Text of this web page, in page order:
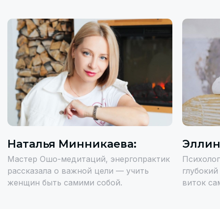
Наталья Минникаева:
Мастер Ошо-медитаций, энергопрактик
рассказала о важной цели — учить
женщин быть самими собой.
виток